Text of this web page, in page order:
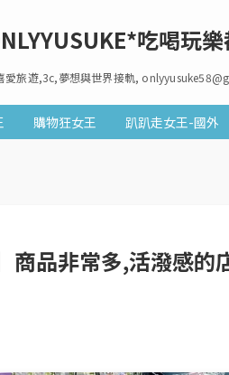
吃喝玩
愛旅遊,3c,夢想與世界接軌,
購物狂女王 趴趴走女王-國外
商品非常多,活潑感的